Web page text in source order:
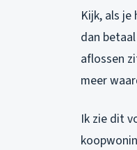
Kijk, als
dan
aflossen
meer
Ik zie dit